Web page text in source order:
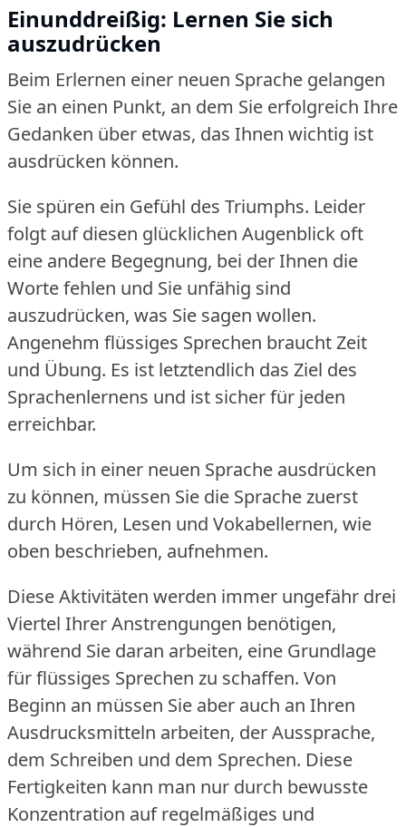
Einunddreißig: Lernen Sie sich
auszudrücken
Beim Erlernen einer neuen Sprache gelangen
Sie an einen Punkt, an dem Sie erfolgreich Ihre
Gedanken über etwas, das Ihnen wichtig ist
ausdrücken können.
Sie spüren ein Gefühl des Triumphs. Leider
folgt auf diesen glücklichen Augenblick oft
eine andere Begegnung, bei der Ihnen die
Worte fehlen und Sie unfähig sind
auszudrücken, was Sie sagen wollen.
Angenehm flüssiges Sprechen braucht Zeit
und Übung. Es ist letztendlich das Ziel des
Sprachenlernens und ist sicher für jeden
erreichbar.
Um sich in einer neuen Sprache ausdrücken
zu können, müssen Sie die Sprache zuerst
durch Hören, Lesen und Vokabellernen, wie
oben beschrieben, aufnehmen.
Diese Aktivitäten werden immer ungefähr drei
Viertel Ihrer Anstrengungen benötigen,
während Sie daran arbeiten, eine Grundlage
für flüssiges Sprechen zu schaffen. Von
Beginn an müssen Sie aber auch an Ihren
Ausdrucksmitteln arbeiten, der Aussprache,
dem Schreiben und dem Sprechen. Diese
Fertigkeiten kann man nur durch bewusste
Konzentration auf regelmäßiges und